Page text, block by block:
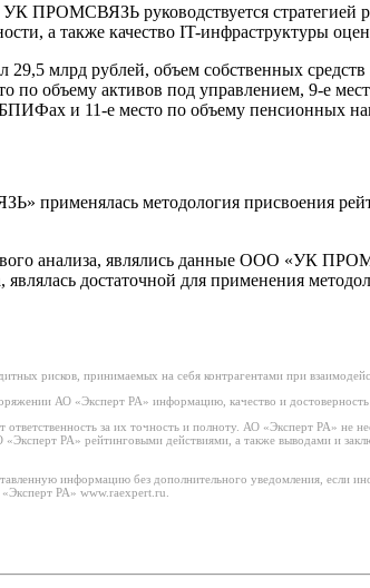
УК ПРОМСВЯЗЬ руководствуется стратегией
а также качество IT-инфраструктуры
млрд рублей, объем собственных средств
объему активов под управлением, 9-е
и 11-е место по объему пенсионных
методология присвоения
анализа, являлись данные ООО «УК
достаточной для применения
рисков, принимаемых на себя контрагентами при
АО «Эксперт РА» информацию, качество и
за их точность и полноту. АО «Эксперт РА» не
РА» рейтинговыми действиями, а также выводами и
информацию без дополнительного уведомления, если
РА» www.raexpert.ru.